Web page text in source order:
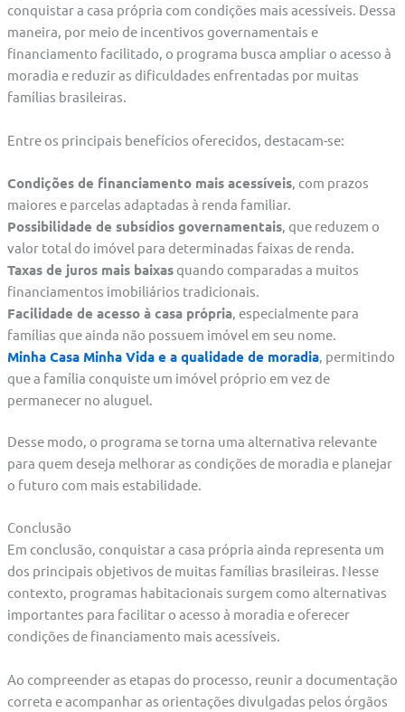
conquistar a casa própria com condições mais acessíveis. Dessa
maneira, por meio de incentivos governamentais e
financiamento facilitado, o programa busca ampliar o acesso à
moradia e reduzir as dificuldades enfrentadas por muitas
famílias brasileiras.
Entre os principais benefícios oferecidos, destacam-se:
Condições de financiamento mais acessíveis, com prazos
maiores e parcelas adaptadas à renda familiar.
Possibilidade de subsídios governamentais, que reduzem o
valor total do imóvel para determinadas faixas de renda.
Taxas de juros mais baixasquando comparadas a muitos
financiamentos imobiliários tradicionais.
Facilidade de acesso à casa própria, especialmente para
famílias que ainda não possuem imóvel em seu nome.
Minha Casa Minha Vida e a qualidade de moradia, permitindo
que a família conquiste um imóvel próprio em vez de
permanecer no aluguel.
Desse modo, o programa se torna uma alternativa relevante
para quem deseja melhorar as condições de moradia e planejar
o futuro com mais estabilidade.
Conclusão
Em conclusão, conquistar a casa própria ainda representa um
dos principais objetivos de muitas famílias brasileiras. Nesse
contexto, programas habitacionais surgem como alternativas
importantes para facilitar o acesso à moradia e oferecer
condições de financiamento mais acessíveis.
Ao compreender as etapas do processo, reunir a documentação
correta e acompanhar as orientações divulgadas pelos órgãos